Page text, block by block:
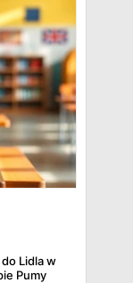
Lidla w
Pumy